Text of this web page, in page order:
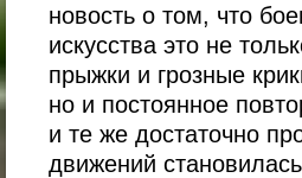
новость о том, что
искусства это не
прыжки и грозные
но и постоянное
и те же достаточно
движений